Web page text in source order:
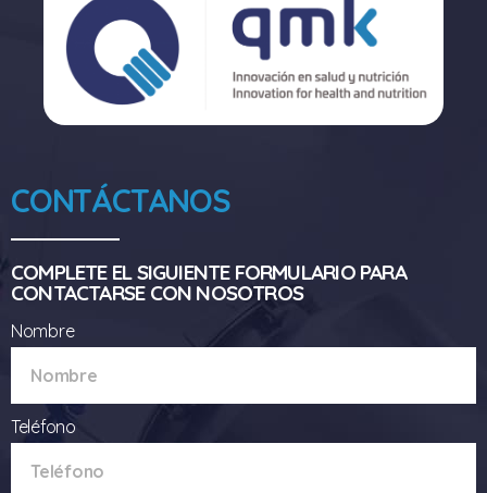
CONTÁCTANOS
COMPLETE EL SIGUIENTE FORMULARIO PARA
CONTACTARSE CON NOSOTROS
Nombre
Teléfono